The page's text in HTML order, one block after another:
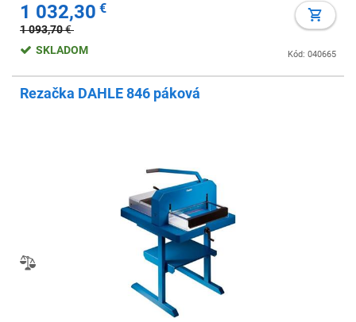
kryt, zverák papiera, bočný a zadný dor
1 032,30 €
1 093,70€
Kód: 040665
SKLADOM
Rezačka DAHLE 846 páková